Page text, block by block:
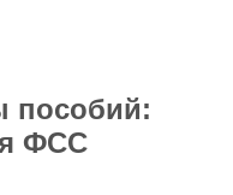
пособий:
ФСС